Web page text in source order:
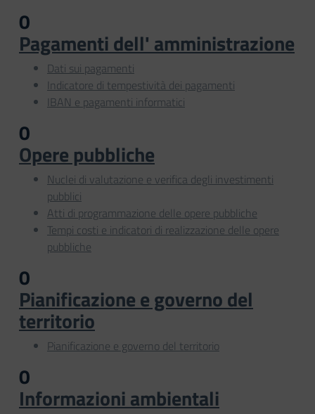
0
Pagamenti dell' amministrazione
Dati sui pagamenti
Indicatore di tempestività dei pagamenti
IBAN e pagamenti informatici
0
Opere pubbliche
Nuclei di valutazione e verifica degli investimenti
pubblici
Atti di programmazione delle opere pubbliche
Tempi costi e indicatori di realizzazione delle opere
pubbliche
0
Pianificazione e governo del
territorio
Pianificazione e governo del territorio
0
Informazioni ambientali